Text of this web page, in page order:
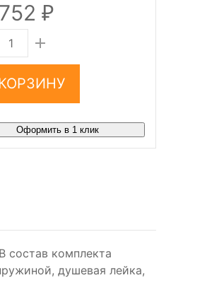
₽
Оформить в 1 клик
состав комплекта
душевая лейка,